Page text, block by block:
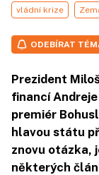
vládní krize
ODEBÍRAT
Prezident
financí
premiér
hlavou státu
znovu otázka,
některých